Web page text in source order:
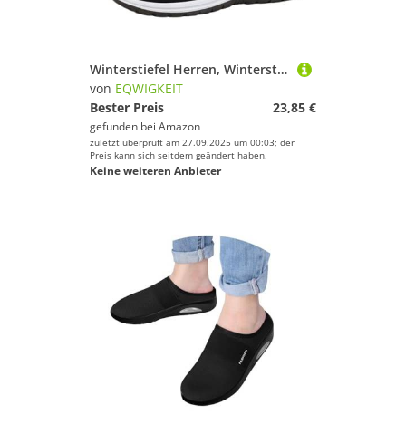
Winterstiefel Herren, Winterstiefel Herren Gefüttert Schneestiefel Extra Weit Thermo Schneeschuhe Wasserdicht Warme Wanderschuhe Winter Trekkingschuhe rutschfest Boots
von EQWIGKEIT
Bester Preis
23,85 €
gefunden bei Amazon
zuletzt überprüft am 27.09.2025 um 00:03; der
Preis kann sich seitdem geändert haben.
Keine weiteren Anbieter